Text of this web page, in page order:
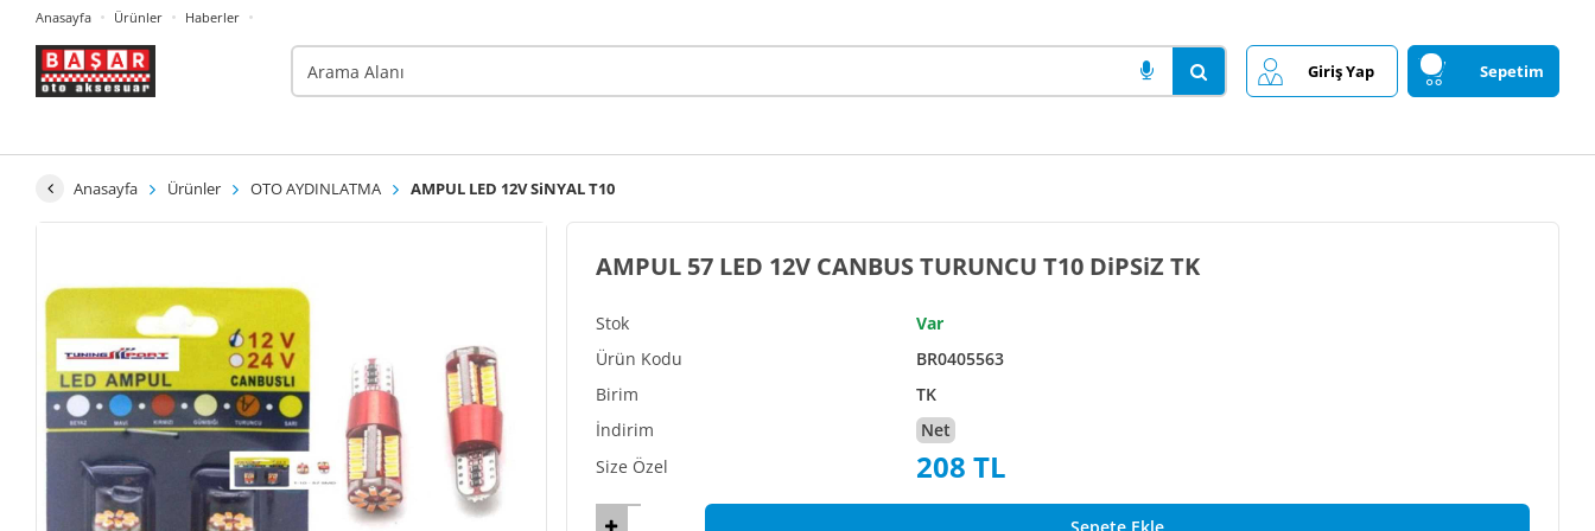
Anasayfa Ürünler Haberler
Giriş Yap Sepetim
Anasayfa Ürünler OTO AYDINLATMA AMPUL LED 12V SiNYAL T10
BR0405563
AMPUL 57 LED 12V CANBUS TURUNCU T10 DiPSiZ TK
TK
Net
208 TL
Var